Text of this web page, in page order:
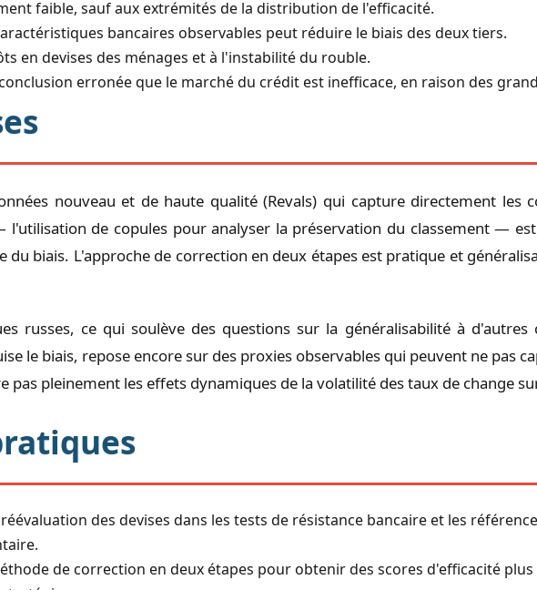
faible, sauf aux extrémités de la distribution de l'efficacité.
bancaires observables peut réduire le biais des deux tiers.
en devises des ménages et à l'instabilité du rouble.
erronée que le marché du crédit est inefficace, en raison des
nouveau et de haute qualité (Revals) qui capture directement les
de copules pour analyser la préservation du classement —
biais. L'approche de correction en deux étapes est pratique et
russes, ce qui soulève des questions sur la généralisabilité à d'autres
le biais, repose encore sur des proxies observables qui peuvent ne pas
pas pleinement les effets dynamiques de la volatilité des taux de change
des devises dans les tests de résistance bancaire et les
de correction en deux étapes pour obtenir des scores d'efficacité